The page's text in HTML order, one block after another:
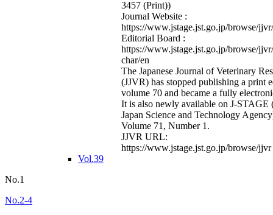
3457 (Print))
Journal Website :
https://www.jstage.jst.go.jp/browse/
Editorial Board :
https://www.jstage.jst.go.jp/browse/
char/en
The Japanese Journal of Veterinary
(JJVR) has stopped publishing a print
volume 70 and became a fully
It is also newly available on J-STAGE
Japan Science and Technology
Volume 71, Number 1.
JJVR URL:
https://www.jstage.jst.go.jp/browse/jjvr
Vol.39
No.1
No.2-4